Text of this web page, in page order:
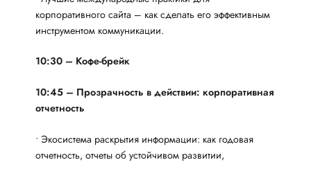
корпоративного сайта – как сделать его эффективным
инструментом коммуникации.
10:30 – Кофе-брейк
10:45 – Прозрачность в действии: корпоративная
отчетность
• Экосистема раскрытия информации: как годовая
отчетность, отчеты об устойчивом развитии,